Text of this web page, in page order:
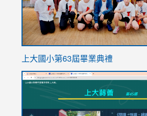
上大國小第63屆畢業典禮
link